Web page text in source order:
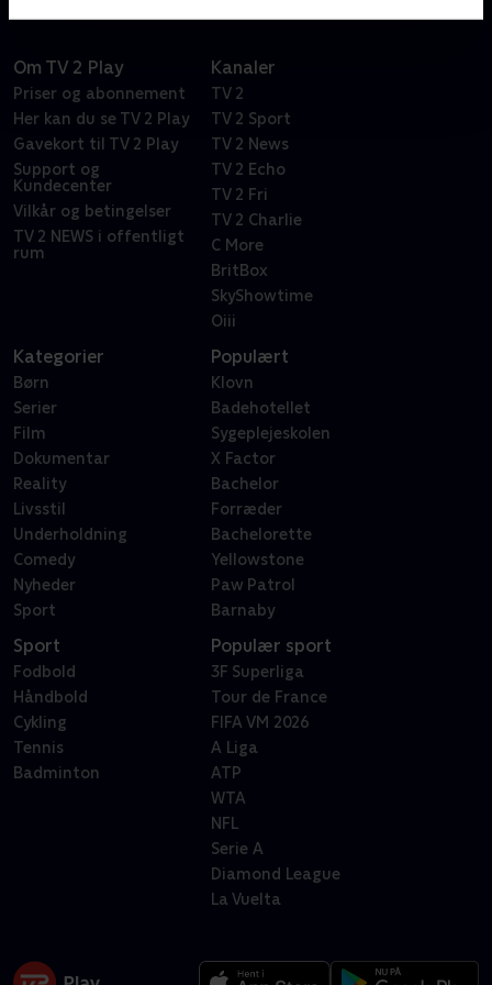
Om TV 2 Play
Priser og abonnement
Her kan du se TV 2 Play
Gavekort til TV 2 Play
Support og
Kundecenter
Vilkår og betingelser
TV 2 NEWS i offentligt
rum
Kanaler
TV 2
TV 2 Sport
TV 2 News
TV 2 Echo
TV 2 Fri
TV 2 Charlie
C More
BritBox
SkyShowtime
Oiii
Kategorier
Børn
Serier
Film
Dokumentar
Reality
Livsstil
Underholdning
Comedy
Nyheder
Sport
Populært
Klovn
Badehotellet
Sygeplejeskolen
X Factor
Bachelor
Forræder
Bachelorette
Yellowstone
Paw Patrol
Barnaby
Sport
Fodbold
Håndbold
Cykling
Tennis
Badminton
Populær sport
3F Superliga
Tour de France
FIFA VM 2026
A Liga
ATP
WTA
NFL
Serie A
Diamond League
La Vuelta